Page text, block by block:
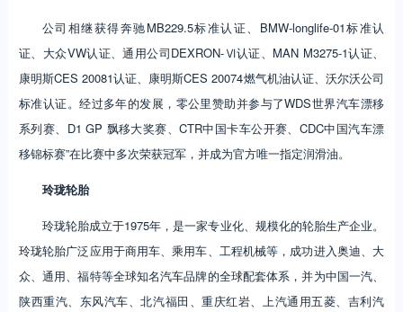
公司相继获得奔驰MB229.5标准认证、BMW-longlife-01标准认
证、大众VW认证、通用公司DEXRON-Ⅵ认证、MAN M3275-1认证、
康明斯CES 20081认证、康明斯CES 20074燃气机油认证、沃尔沃公司
标准认证。经过多年的发展，零公里赞助并参与了WDS世界汽车漂移
系列赛、D1 GP 飘移大奖赛、CTR中国卡车公开赛、CDC中国汽车漂
移锦标赛”在比赛中多次荣获冠军，并成为官方唯一指定润滑油。
玲珑轮胎
玲珑轮胎成立于1975年，是一家专业化、规模化的轮胎生产企业。
玲珑轮胎广泛应用于商用车、乘用车、工程机械等，成功进入奥迪、大
众、通用、福特等全球知名汽车品牌的全球配套体系，并为中国一汽、
陕西重汽、东风汽车、北汽福田、重庆红岩、上汽通用五菱、吉利汽